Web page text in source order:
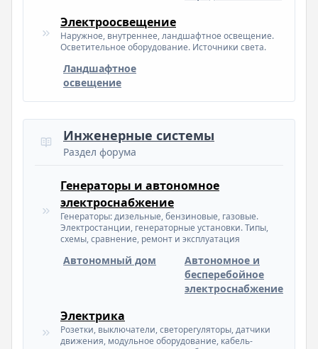
Электроосвещение
Наружное, внутреннее, ландшафтное освещение.
Осветительное оборудование. Источники света.
Ландшафтное
освещение
Инженерные системы
Раздел форума
Генераторы и автономное
электроснабжение
Генераторы: дизельные, бензиновые, газовые.
Электростанции, генераторные установки. Типы,
схемы, сравнение, ремонт и эксплуатация
Автономный дом
Автономное и
бесперебойное
электроснабжение
Электрика
Розетки, выключатели, светорегуляторы, датчики
движения, модульное оборудование, кабель-